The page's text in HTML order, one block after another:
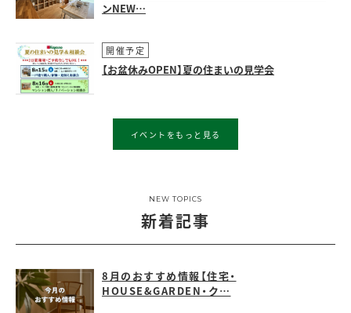
ンNEW…
開催予定
【お盆休みOPEN】夏の住まいの見学会
イベントをもっと見る
NEW TOPICS
新着記事
8月のおすすめ情報【住宅・
HOUSE&GARDEN・ク…